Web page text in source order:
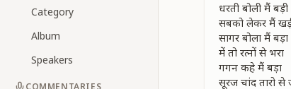
Category
Album
Speakers
COMMENTARIES
धरती बोली मैं बड़ी
सबको लेकर मैं
सागर बोला मैं बड़ा
में तो रत्नों से भरा
गगन कहे मैं बड़ा
सूरज चांद तारो से